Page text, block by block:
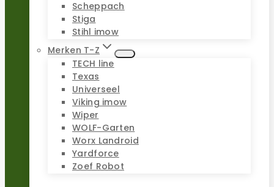
Scheppach
Stiga
Stihl imow
Merken T-Z
TECH line
Texas
Universeel
Viking imow
Wiper
WOLF-Garten
Worx Landroid
Yardforce
Zoef Robot